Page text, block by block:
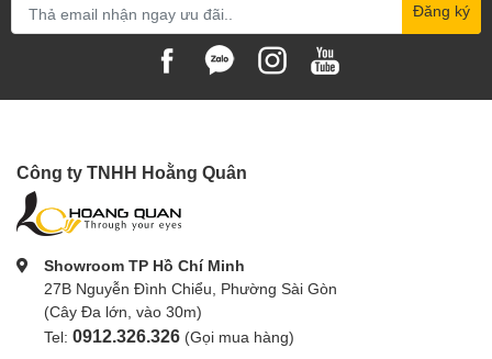
Đăng ký
Công ty TNHH Hoằng Quân
Showroom TP Hồ Chí Minh
27B Nguyễn Đình Chiểu, Phường Sài Gòn
(Cây Đa lớn, vào 30m)
Tel: 0912.326.326 (Gọi mua hàng)